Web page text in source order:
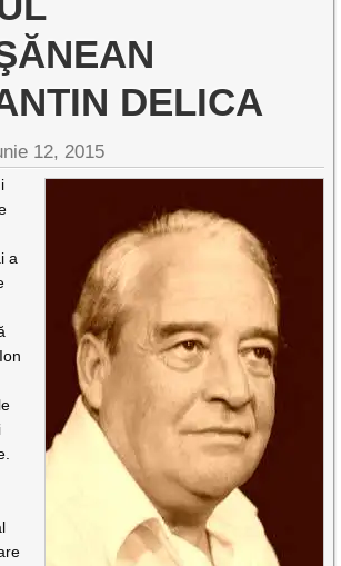
DELICA
12, 2015
a